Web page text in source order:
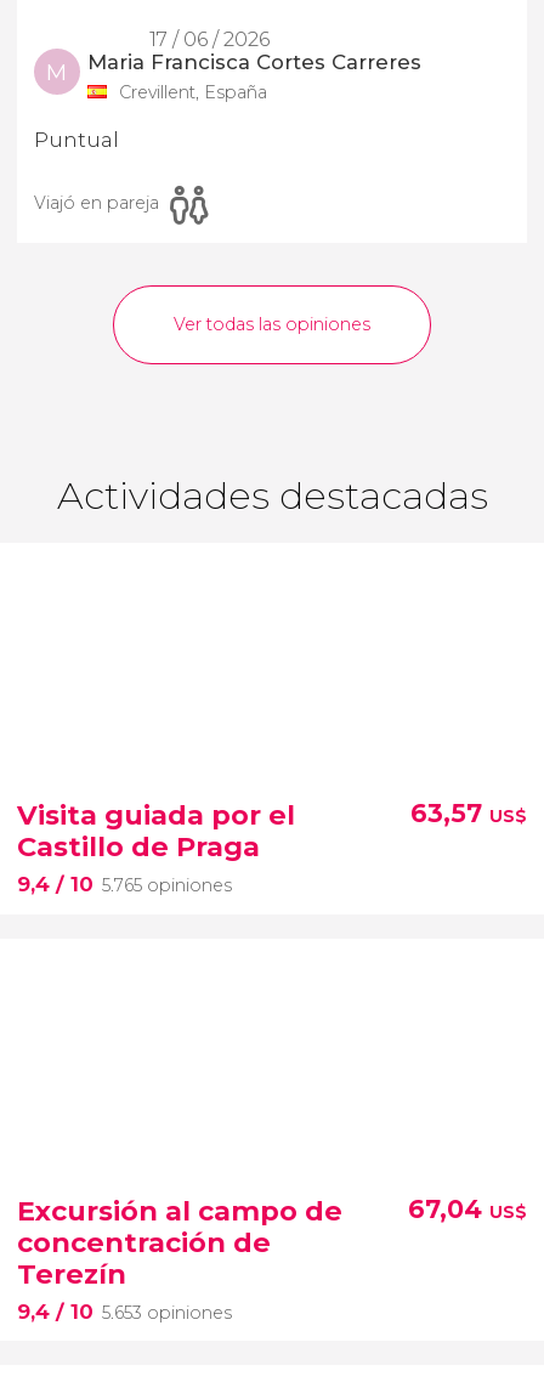
17 / 06 / 2026
M Maria Francisca Cortes Carreres
Crevillent, España
Puntual
Viajó en pareja
Ver todas las opiniones
Actividades destacadas
Visita guiada por el
Castillo de Praga
9,4 / 10 5.765 opiniones
63,57 US$
Excursión al campo de
concentración de
Terezín
9,4 / 10 5.653 opiniones
67,04 US$